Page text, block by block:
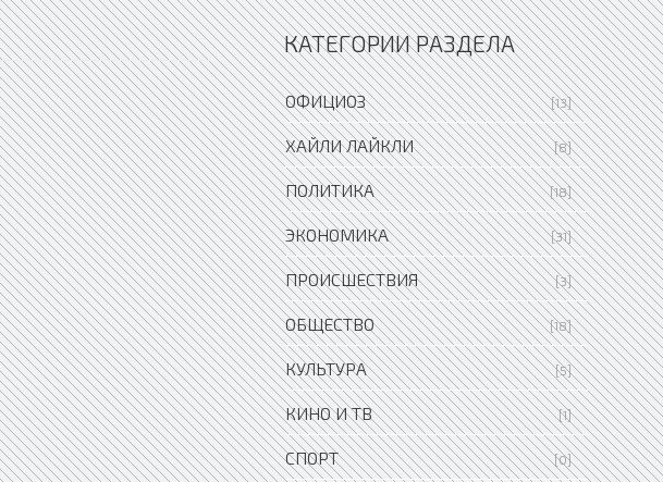
КАТЕГОРИИ РАЗДЕЛА
ОФИЦИОЗ [13]
ХАЙЛИ ЛАЙКЛИ [8]
ПОЛИТИКА [18]
ЭКОНОМИКА [31]
ПРОИСШЕСТВИЯ [3]
ОБЩЕСТВО [18]
КУЛЬТУРА [5]
КИНО И ТВ [1]
СПОРТ [0]